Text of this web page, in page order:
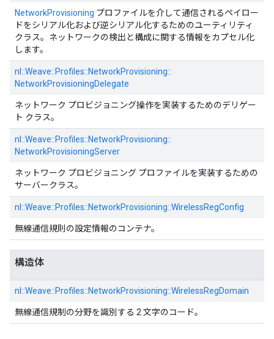
NetworkProvisioning プロファイルを介して通信されるペイロー
ドをシリアル化および逆シリアル化するためのユーティリティ
クラス。ネットワークの検出と構成に関する情報をカプセル化
します。
nl::Weave::Profiles::NetworkProvisioning::
NetworkProvisioningDelegate
ネットワーク プロビジョニング操作を実装するためのデリゲー
ト クラス。
nl::Weave::Profiles::NetworkProvisioning::
NetworkProvisioningServer
ネットワーク プロビジョニング プロファイルを実装するための
サーバークラス。
nl::Weave::Profiles::NetworkProvisioning::WirelessRegConfig
無線通信規則の設定情報のコンテナ。
構造体
nl::Weave::Profiles::NetworkProvisioning::WirelessRegDomain
無線通信規制の分野を識別する 2 文字のコード。